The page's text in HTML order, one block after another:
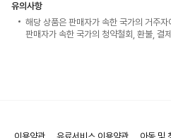
유의사항
해당 상품은 판매자가 속한 국가의 거주
판매자가 속한 국가의 청약철회, 환불, 결